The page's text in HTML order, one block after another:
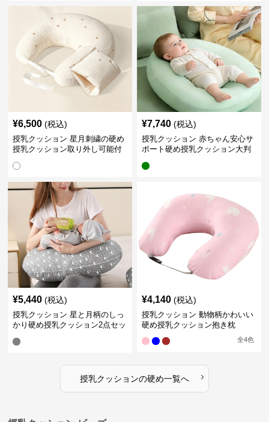
¥6,500 (税込)
授乳クッション 星月刺繍の硬め
授乳クッション取り外し可能付
¥7,740 (税込)
授乳クッション 赤ちゃん安心サ
ポート硬め授乳クッション大判
¥5,440 (税込)
授乳クッション 星と月柄のしっ
かり硬め授乳クッション2点セッ
¥4,140 (税込)
授乳クッション 動物柄かわいい
硬め授乳クッション抱き枕
全4色
授乳クッションの硬め一覧へ ›